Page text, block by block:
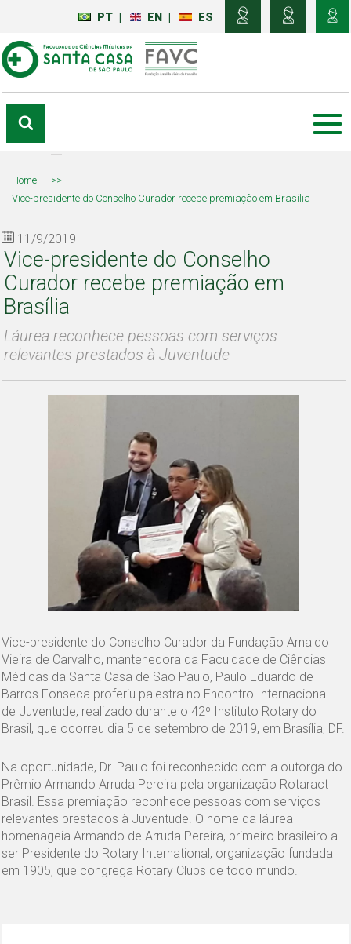
PT EN ES
Home
>>
Vice-presidente do Conselho Curador recebe premiação em Brasília
11/9/2019
Vice-presidente do Conselho
Curador recebe premiação em
Brasília
Láurea reconhece pessoas com serviços
relevantes prestados à Juventude
Vice-presidente do Conselho Curador da Fundação Arnaldo
Vieira de Carvalho, mantenedora da Faculdade de Ciências
Médicas da Santa Casa de São Paulo, Paulo Eduardo de
Barros Fonseca proferiu palestra no Encontro Internacional
de Juventude, realizado durante o 42º Instituto Rotary do
Brasil, que ocorreu dia 5 de setembro de 2019, em Brasília, DF.
Na oportunidade, Dr. Paulo foi reconhecido com a outorga do
Prêmio Armando Arruda Pereira pela organização Rotaract
Brasil. Essa premiação reconhece pessoas com serviços
relevantes prestados à Juventude. O nome da láurea
homenageia Armando de Arruda Pereira, primeiro brasileiro a
ser Presidente do Rotary International, organização fundada
em 1905, que congrega Rotary Clubs de todo mundo.